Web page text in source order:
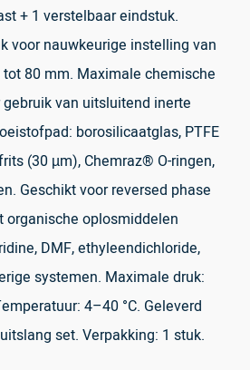
+ 1 verstelbaar eindstuk.
voor nauwkeurige instelling van
80 mm. Maximale chemische
van uitsluitend inerte
borosilicaatglas, PTFE
(30 µm), Chemraz® O-ringen,
Geschikt voor reversed phase
oplosmiddelen
DMF, ethyleendichloride,
systemen. Maximale druk:
4–40 °C. Geleverd
set. Verpakking: 1 stuk.